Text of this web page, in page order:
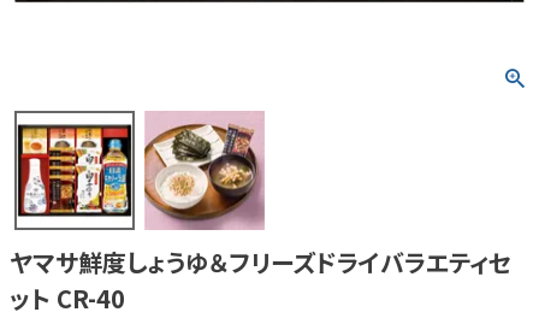
ヤマサ鮮度しょうゆ＆フリーズドライバラエティセ
ット CR-40